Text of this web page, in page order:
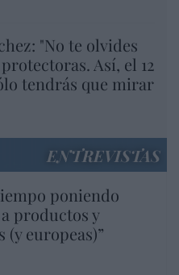
"No te olvides
Así, el 12
tendrás que mirar
ENTREVISTAS
poniendo
productos y
europeas)”